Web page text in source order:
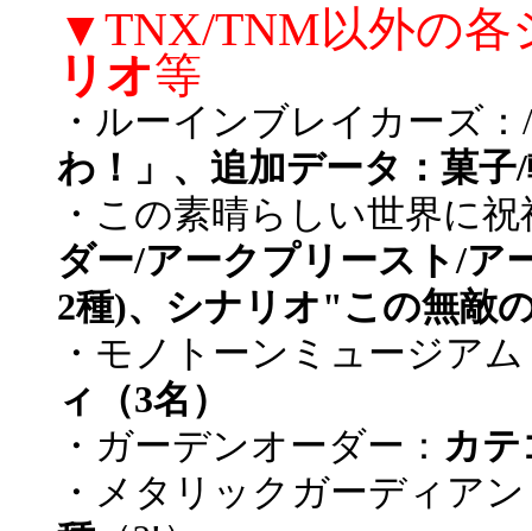
▼TNX/TNM以外の各
リオ等
・ルーインブレイカーズ：/
わ！」、追加データ：菓
・この素晴らしい世界に
ダー/アークプリースト/ア
2種)、シナリオ"この無敵
・モノトーンミュージア
ィ（3名）
・ガーデンオーダー： カ
・メタリックガーディア